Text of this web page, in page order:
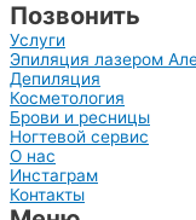
Позвонить
Услуги
Эпиляция лазером
Депиляция
Косметология
Брови и ресницы
Ногтевой сервис
О нас
Инстаграм
Контакты